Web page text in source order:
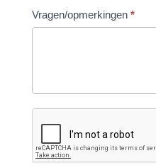
Vragen/opmerkingen *